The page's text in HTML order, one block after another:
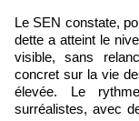
Le SEN constate,
dette a atteint le
visible, sans
concret sur la vie
élevée. Le
surréalistes, avec